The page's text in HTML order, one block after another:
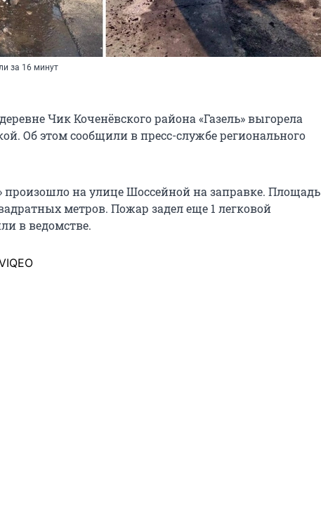
за 16 минут
Чик Коченёвского района «Газель» выгорела
Об этом сообщили в пресс-службе регионального
произошло на улице Шоссейной на заправке. Площадь
метров. Пожар задел еще 1 легковой
в ведомстве.